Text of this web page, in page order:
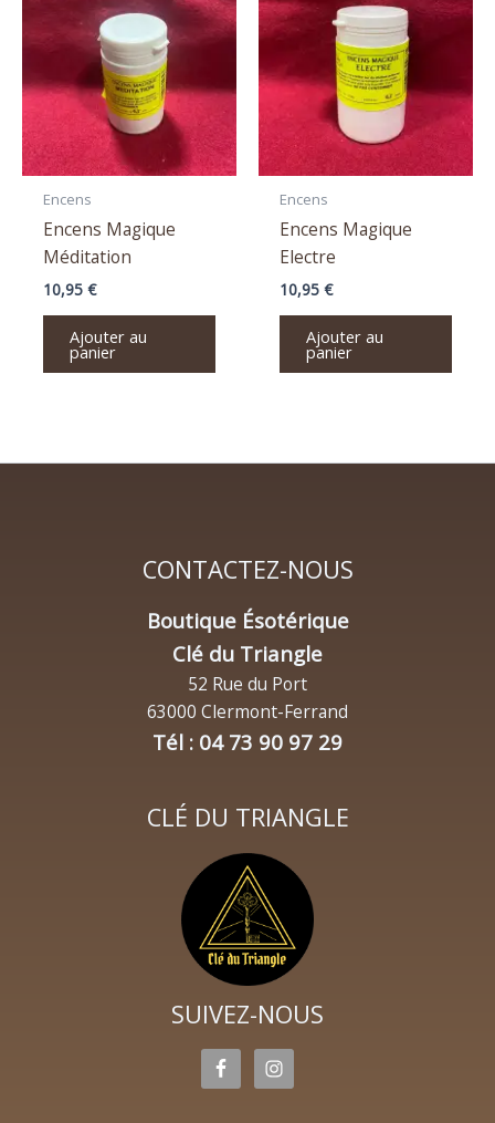
Encens
Encens Magique
Méditation
10,95 €
Ajouter au
panier
Encens
Encens Magique
Electre
10,95 €
Ajouter au
panier
CONTACTEZ-NOUS
Boutique Ésotérique
Clé du Triangle
52 Rue du Port
63000 Clermont-Ferrand
Tél : 04 73 90 97 29
CLÉ DU TRIANGLE
SUIVEZ-NOUS